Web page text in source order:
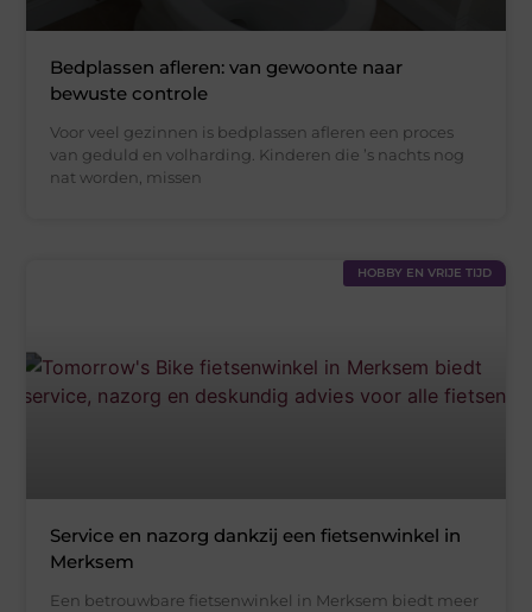
Bedplassen afleren: van gewoonte naar
bewuste controle
Voor veel gezinnen is bedplassen afleren een proces
van geduld en volharding. Kinderen die ’s nachts nog
nat worden, missen
HOBBY EN VRIJE TIJD
Service en nazorg dankzij een fietsenwinkel in
Merksem
Een betrouwbare fietsenwinkel in Merksem biedt meer